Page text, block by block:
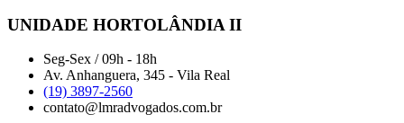
UNIDADE HORTOLÂNDIA II
Seg-Sex / 09h - 18h
Av. Anhanguera, 345 - Vila Real
(19) 3897-2560
contato@lmradvogados.com.br